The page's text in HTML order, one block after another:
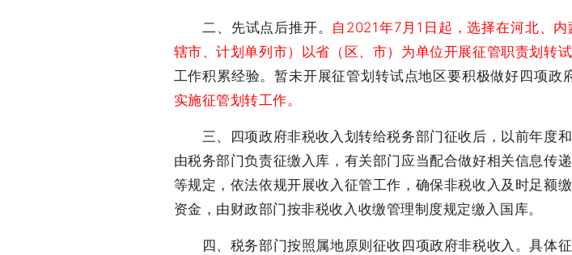
二、先试点后推开。 自2021年7月1日起，选择在河北、
辖市、计划单列市）以省（区、市）为单位开展征管职责划转
工作积累经验。暂未开展征管划转试点地区要积极做好四项政
实施征管划转工作。
三、四项政府非税收入划转给税务部门征收后，以前年度和
由税务部门负责征缴入库，有关部门应当配合做好相关信息传
等规定，依法依规开展收入征管工作，确保非税收入及时足额
资金，由财政部门按非税收入收缴管理制度规定缴入国库。
四、税务部门按照属地原则征收四项政府非税收入。具体征